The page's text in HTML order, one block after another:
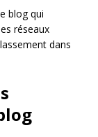
blog qui
réseaux
dans